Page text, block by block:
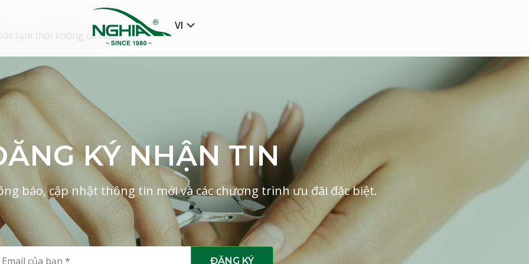
VI
tạm thời không có sẵn.
KÝ NHẬN TIN
báo, cập nhật thông tin mới và các chương trình ưu đãi đặc biệt.
ĐĂNG KÝ